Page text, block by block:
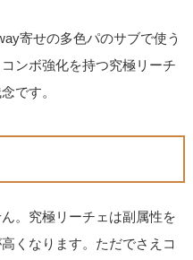
寄せの多色パのサブで使う
ンボ強化を持つ究極リーチ
です。
。究極リーチェは副属性を
くなります。ただでさえコ